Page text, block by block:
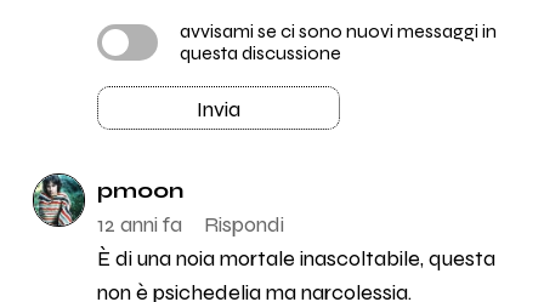
avvisami se ci sono nuovi messaggi in
questa discussione
Invia
pmoon
12 anni fa
Rispondi
È di una noia mortale inascoltabile, questa
non è psichedelia ma narcolessia.